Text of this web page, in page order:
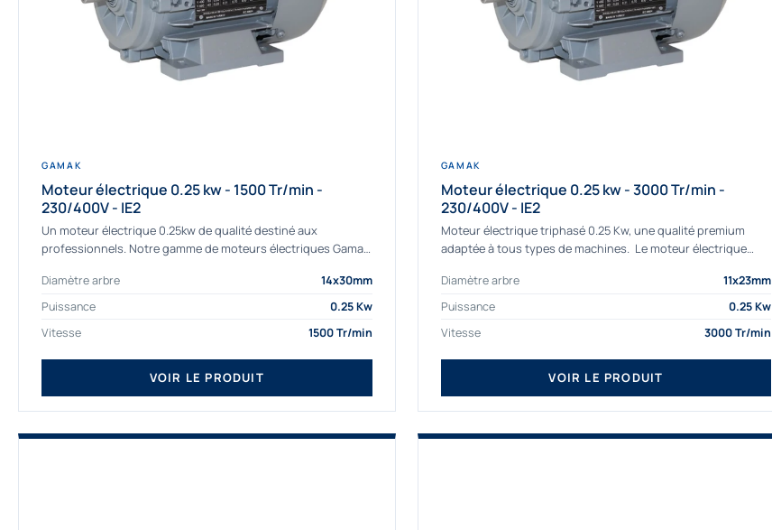
GAMAK
Moteur électrique 0.25 kw - 1500 Tr/min -
230/400V - IE2
Un moteur électrique 0.25kw de qualité destiné aux
professionnels. Notre gamme de moteurs électriques Gamak
Diamètre arbre
14x30mm
Puissance
0.25 Kw
Vitesse
1500 Tr/min
VOIR LE PRODUIT
GAMAK
Moteur électrique 0.25 kw - 3000 Tr/min -
230/400V - IE2
Moteur électrique triphasé 0.25 Kw, une qualité premium
adaptée à tous types de machines. Le moteur électrique
Diamètre arbre
11x23mm
Puissance
0.25 Kw
Vitesse
3000 Tr/min
VOIR LE PRODUIT